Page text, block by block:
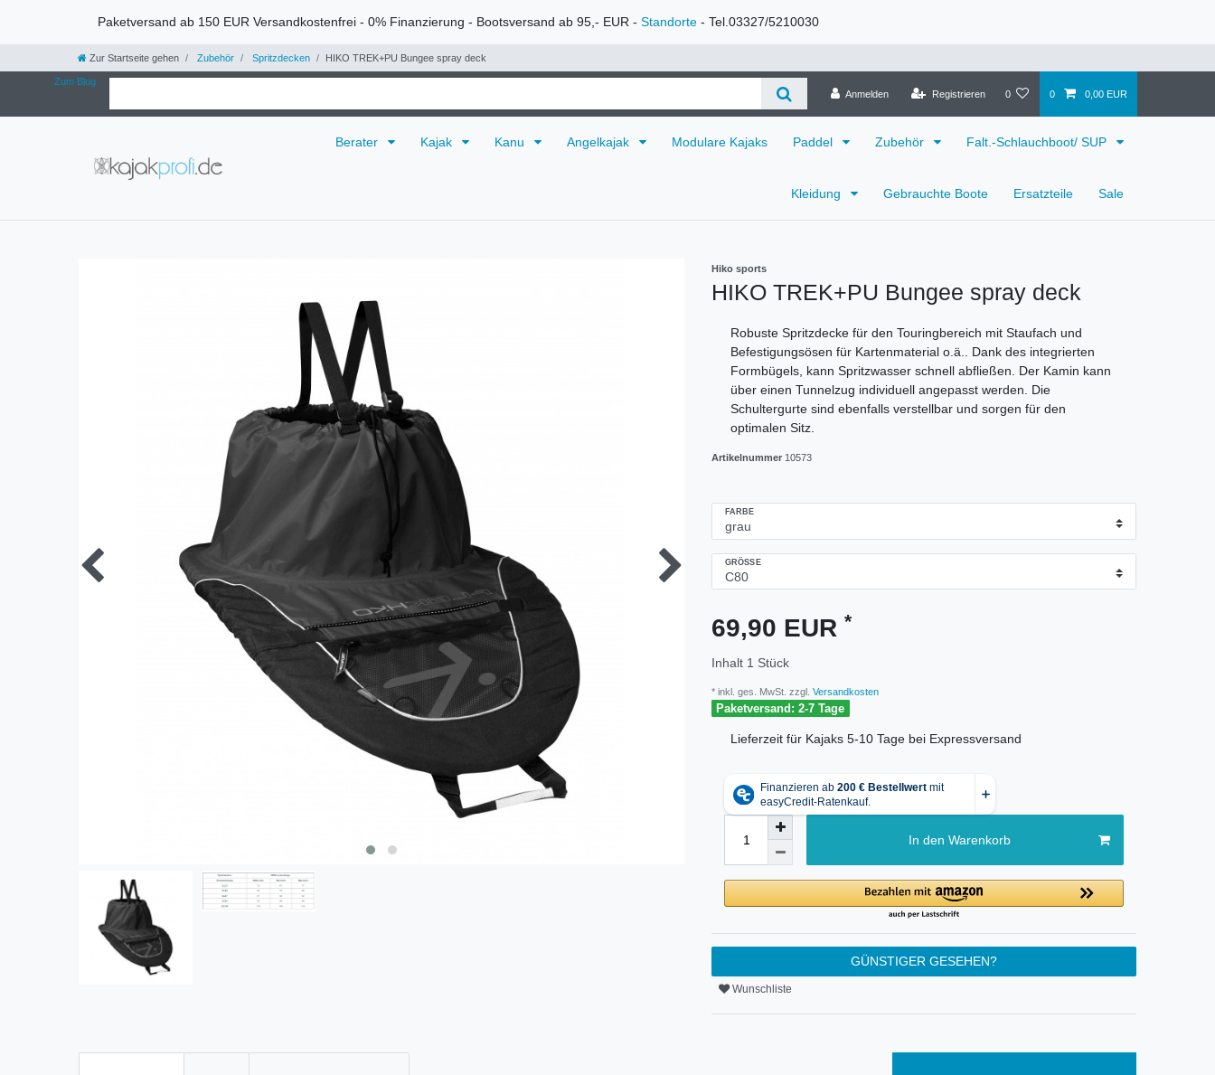
Paketversand ab 150 EUR Versandkostenfrei - 0% Finanzierung - Bootsversand ab 95,- EUR - Standorte - Tel.03327/5210030
Zur Startseite gehen Zubehör Spritzdecken HIKO TREK+PU Bungee spray deck
Zum Blog
Anmelden
Registrieren 0 0 0,00 EUR
Berater Kajak Kanu Angelkajak Modulare Kajaks Paddel Zubehör Falt.-Schlauchboot/ SUP
Kleidung Gebrauchte Boote Ersatzteile Sale
Hiko sports
HIKO TREK+PU Bungee spray deck
Robuste Spritzdecke für den Touringbereich mit Staufach und
Befestigungsösen für Kartenmaterial o.ä.. Dank des integrierten
Formbügels, kann Spritzwasser schnell abfließen. Der Kamin kann
über einen Tunnelzug individuell angepasst werden. Die
Schultergurte sind ebenfalls verstellbar und sorgen für den
optimalen Sitz.
Artikelnummer 10573
FARBE
GRÖSSE
69,90 EUR *
Inhalt 1 Stück
* inkl. ges. MwSt. zzgl. Versandkosten
Paketversand: 2-7 Tage
Lieferzeit für Kajaks 5-10 Tage bei Expressversand
In den Warenkorb
GÜNSTIGER GESEHEN?
Wunschliste